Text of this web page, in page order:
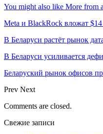
You might also like More from
Meta и BlackRock вложат $14
В Беларуси растёт рынок
В Беларуси усиливается
Беларуский рынок офисов
Prev Next
Comments are closed.
Свежие записи